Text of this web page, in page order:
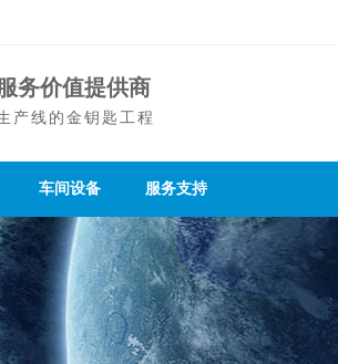
务价值提供商
产线的金钥匙工程
车间设备 服务支持